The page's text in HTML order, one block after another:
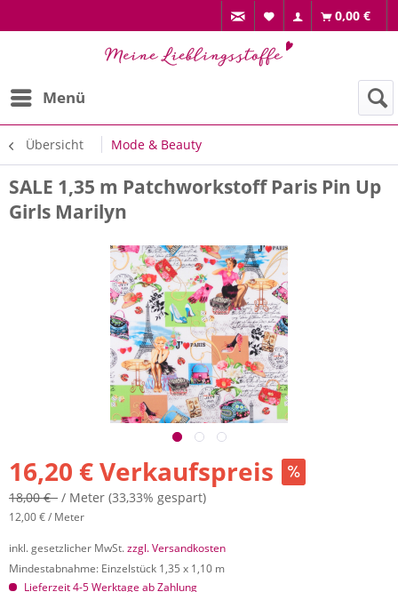
0,00 €
Menü
Übersicht Mode & Beauty
SALE 1,35 m Patchworkstoff Paris Pin Up
Girls Marilyn
16,20 € Verkaufspreis
18,00 € / Meter (33,33% gespart)
12,00 € / Meter
inkl. gesetzlicher MwSt.zzgl. Versandkosten
Mindestabnahme: Einzelstück 1,35 x 1,10 m
Lieferzeit 4-5 Werktage ab Zahlung